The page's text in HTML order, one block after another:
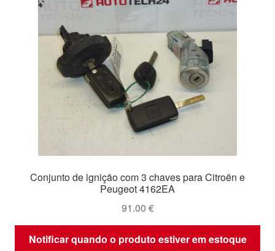
Conjunto de ignição com 3 chaves para Citroën e
Peugeot 4162EA
91.00 €
Notificar quando o produto estiver em estoque